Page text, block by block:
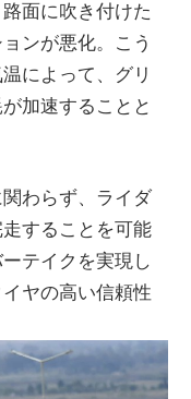
面に吹き付けた
ンが悪化。こう
によって、グリ
加速することと
わらず、ライダ
することを可能
テイクを実現し
ヤの高い信頼性